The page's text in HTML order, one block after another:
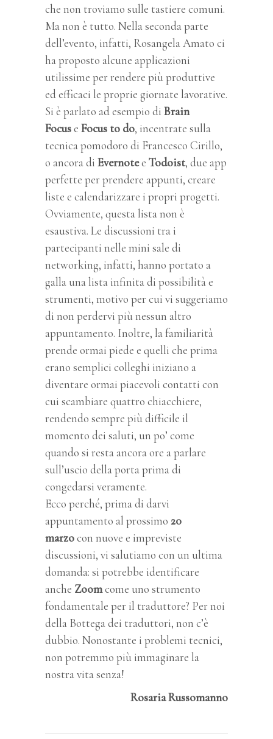
che non troviamo sulle tastiere comuni.
Ma non è tutto. Nella seconda parte
dell’evento, infatti, Rosangela Amato ci
ha proposto alcune applicazioni
utilissime per rendere più produttive
ed efficaci le proprie giornate lavorative.
Si è parlato ad esempio di Brain
Focuse Focus to do, incentrate sulla
tecnica pomodoro di Francesco Cirillo,
o ancora di Evernotee Todoist, due app
perfette per prendere appunti, creare
liste e calendarizzare i propri progetti.
Ovviamente, questa lista non è
esaustiva. Le discussioni tra i
partecipanti nelle mini sale di
networking, infatti, hanno portato a
galla una lista infinita di possibilità e
strumenti, motivo per cui vi suggeriamo
di non perdervi più nessun altro
appuntamento. Inoltre, la familiarità
prende ormai piede e quelli che prima
erano semplici colleghi iniziano a
diventare ormai piacevoli contatti con
cui scambiare quattro chiacchiere,
rendendo sempre più difficile il
momento dei saluti, un po’ come
quando si resta ancora ore a parlare
sull’uscio della porta prima di
congedarsi veramente.
Ecco perché, prima di darvi
appuntamento al prossimo 20
marzocon nuove e impreviste
discussioni, vi salutiamo con un ultima
domanda: si potrebbe identificare
anche Zoomcome uno strumento
fondamentale per il traduttore? Per noi
della Bottega dei traduttori, non c’è
dubbio. Nonostante i problemi tecnici,
non potremmo più immaginare la
nostra vita senza!
Rosaria Russomanno